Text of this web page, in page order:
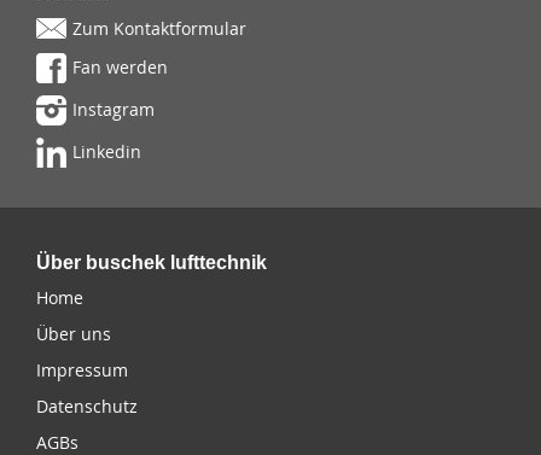
Zum Kontaktformular
Fan werden
Instagram
Linkedin
Über buschek lufttechnik
Home
Über uns
Impressum
Datenschutz
AGBs